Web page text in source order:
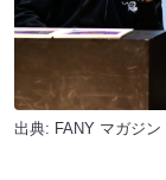
出典: FANY マガジン